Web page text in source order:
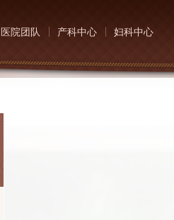
医院团队 产科中心 妇科中心